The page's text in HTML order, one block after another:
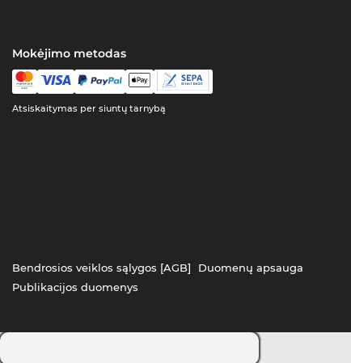
Mokėjimo metodas
Atsiskaitymas per siuntų tarnybą
Bendrosios veiklos sąlygos [AGB]
Duomenų apsauga
Publikacijos duomenys